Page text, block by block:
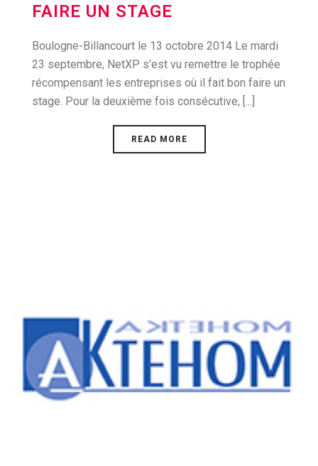
FAIRE UN STAGE
Boulogne-Billancourt le 13 octobre 2014 Le mardi
23 septembre, NetXP s’est vu remettre le trophée
récompensant les entreprises où il fait bon faire un
stage. Pour la deuxième fois consécutive, [...]
READ MORE